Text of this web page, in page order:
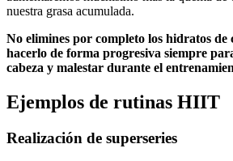
nuestra grasa acumulada.
No elimines por completo los hidratos de
hacerlo de forma progresiva siempre
cabeza y malestar durante el
Ejemplos de rutinas HIIT
Realización de superseries